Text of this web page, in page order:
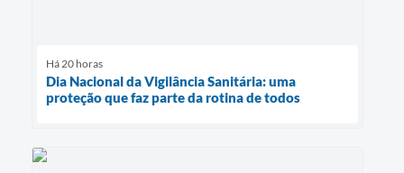
Há 20 horas
Dia Nacional da Vigilância Sanitária: uma
proteção que faz parte da rotina de todos